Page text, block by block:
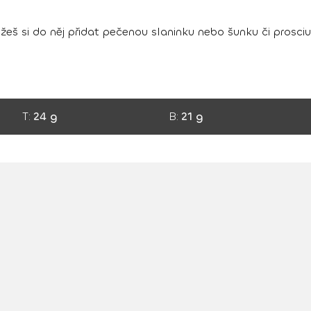
si do něj přidat pečenou slaninku nebo šunku či
T: 24 g B: 21 g